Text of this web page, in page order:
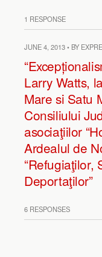
1 RESPONSE
JUNE 4, 2013 • BY
Larry Watts,
Mare si Satu
Consiliului
asociaţiilor
Ardealul de
“Refugiaţilor,
Deportaţilor”
6 RESPONSES